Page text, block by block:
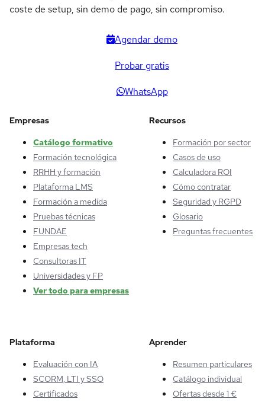
coste de setup, sin demo de pago, sin compromiso.
Agendar demo
Probar gratis
WhatsApp
Empresas
Catálogo formativo
Formación tecnológica
RRHH y formación
Plataforma LMS
Formación a medida
Pruebas técnicas
FUNDAE
Empresas tech
Consultoras IT
Universidades y FP
Ver todo para empresas
Recursos
Formación por sector
Casos de uso
Calculadora ROI
Cómo contratar
Seguridad y RGPD
Glosario
Preguntas frecuentes
Plataforma
Evaluación con IA
SCORM, LTI y SSO
Certificados
Aprender
Resumen particulares
Catálogo individual
Ofertas desde 1 €